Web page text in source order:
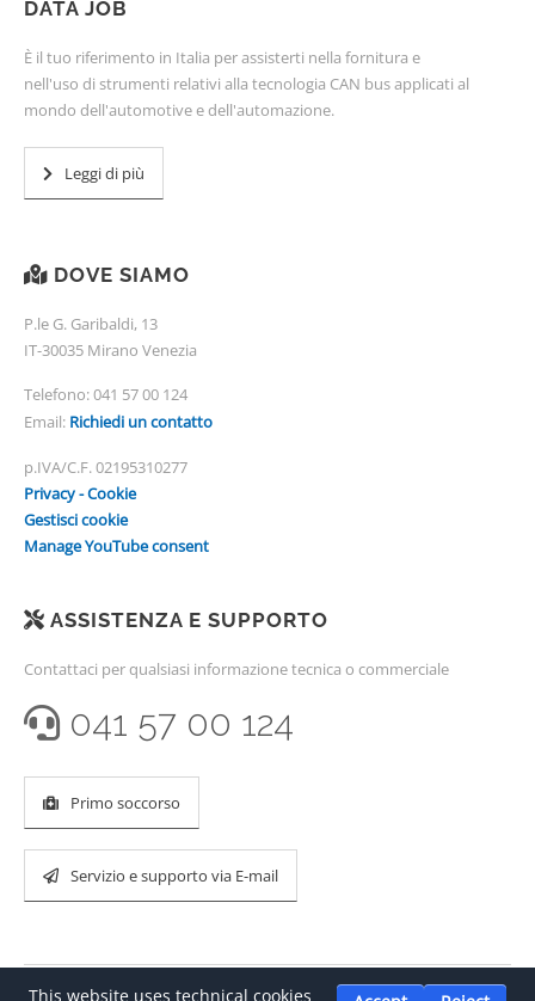
DATA JOB
È il tuo riferimento in Italia per assisterti nella fornitura e
nell'uso di strumenti relativi alla tecnologia CAN bus applicati al
mondo dell'automotive e dell'automazione.
Leggi di più
DOVE SIAMO
P.le G. Garibaldi, 13
IT-30035 Mirano Venezia
Telefono:041 57 00 124
Email: Richiedi un contatto
p.IVA/C.F. 02195310277
Privacy - Cookie
Gestisci cookie
Manage YouTube consent
ASSISTENZA E SUPPORTO
Contattaci per qualsiasi informazione tecnica o commerciale
041 57 00 124
Primo soccorso
Servizio e supporto via E-mail
This website uses technical cookies